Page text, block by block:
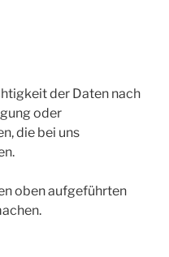
der Daten nach
oder
die bei uns
oben aufgeführten